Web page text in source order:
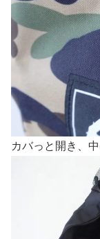
カバっと開き、